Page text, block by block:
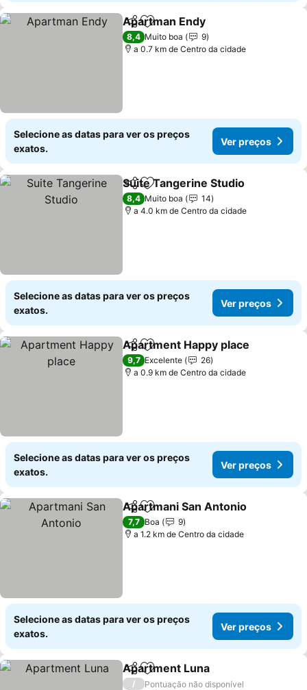
PartilharAdicionar aos favoritos
Apartman Endy
8,4 Muito boa
9
a 0.7 km de Centro da cidade
Selecione as datas para ver os preços
exatos.
Ver preços
PartilharAdicionar aos favoritos
Suite Tangerine Studio
8,4 Muito boa
14
a 4.0 km de Centro da cidade
Selecione as datas para ver os preços
exatos.
Ver preços
PartilharAdicionar aos favoritos
Apartment Happy place
9,7 Excelente
26
a 0.9 km de Centro da cidade
Selecione as datas para ver os preços
exatos.
Ver preços
PartilharAdicionar aos favoritos
Apartmani San Antonio
7,7 Boa
9
a 1.2 km de Centro da cidade
Selecione as datas para ver os preços
exatos.
Ver preços
PartilharAdicionar aos favoritos
Apartment Luna
/
Pontuação não disponível